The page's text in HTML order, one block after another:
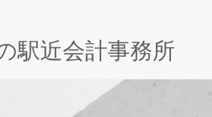
駅近会計事務所